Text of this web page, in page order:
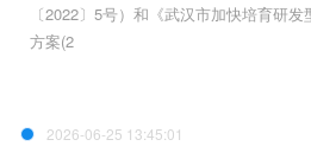
〔2022〕5号）和《武汉市加快培育研
方案(2
2026-06-25 13:45:01